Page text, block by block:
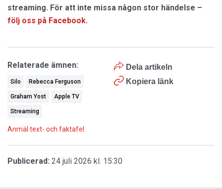
streaming. För att inte missa någon stor händelse –
följ oss på Facebook.
Dela artikeln
Kopiera länk
Relaterade ämnen:
Silo Rebecca Ferguson
Graham Yost Apple TV
Streaming
Anmäl text- och faktafel
Publicerad: 24 juli 2026 kl. 15:30